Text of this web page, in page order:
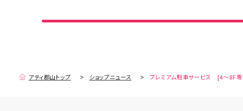
アティ郡山トップ ショップニュース プレミアム駐車サービス [4～8F